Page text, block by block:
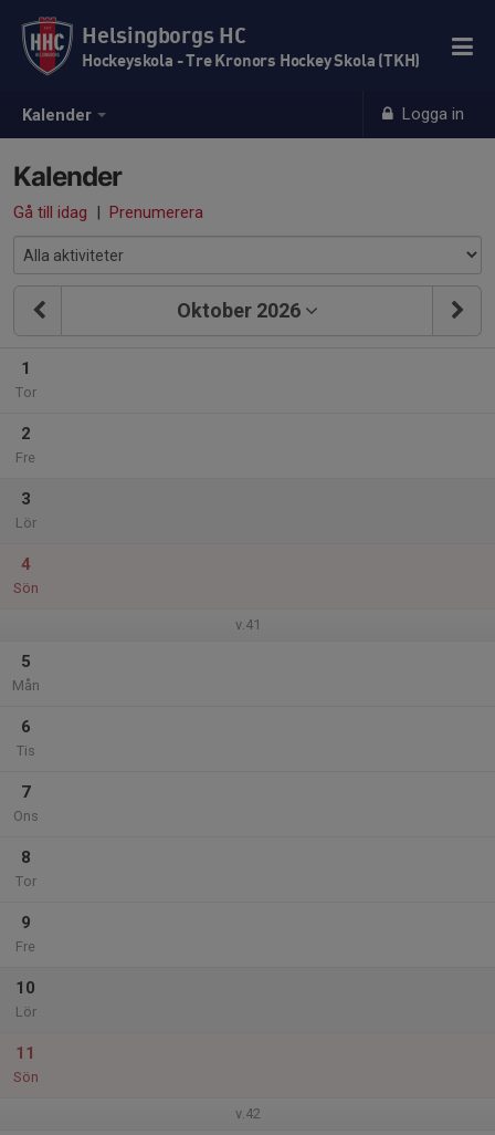
Kalender Logga in
Helsingborgs HC
Hockeyskola - Tre Kronors Hockey Skola (TKH)
Kalender
Gå till idag | Prenumerera
Oktober 2026
1
Tor
2
Fre
3
Lör
4
Sön
v.41
5
Mån
6
Tis
7
Ons
8
Tor
9
Fre
10
Lör
11
Sön
v.42